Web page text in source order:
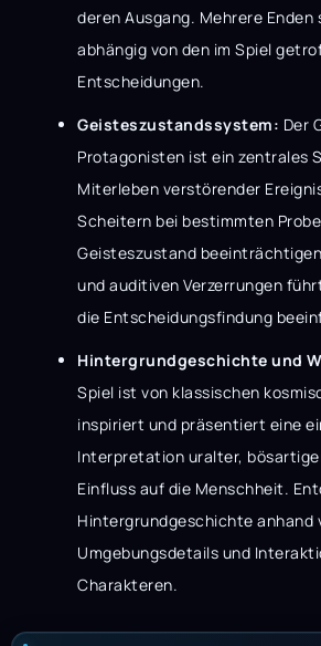
deren Ausgang. Mehrere Enden
abhängig von den im Spiel
Entscheidungen.
Geisteszustandssystem: Der
Protagonisten ist ein zentrales
Miterleben verstörender
Scheitern bei bestimmten
Geisteszustand
und auditiven Verzerrungen
die Entscheidungsfindung
Hintergrundgeschichte und
Spiel ist von klassischen
inspiriert und präsentiert eine
Interpretation uralter,
Einfluss auf die Menschheit.
Hintergrundgeschichte anhand
Umgebungsdetails und
Charakteren.